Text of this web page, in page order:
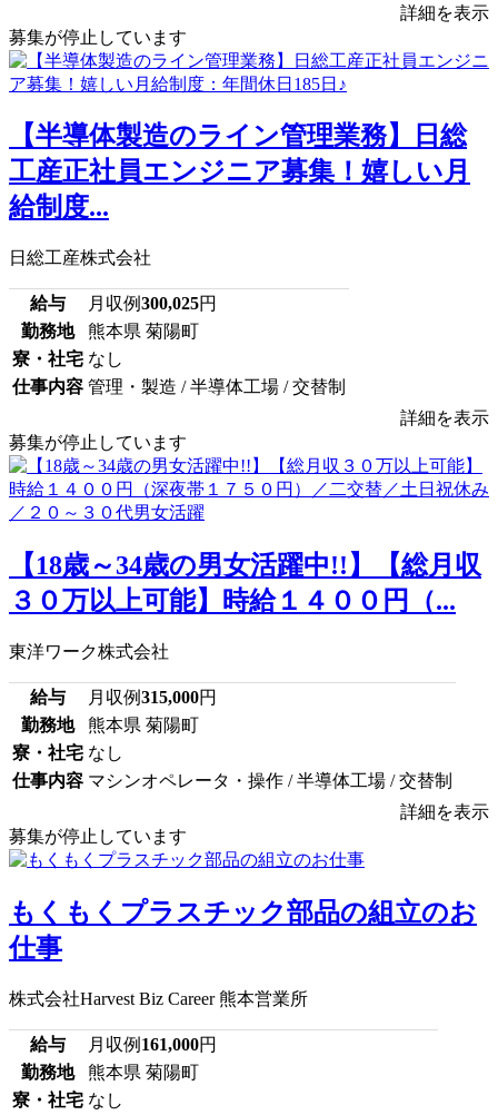
詳細を表示
募集が停止しています
【半導体製造のライン管理業務】日総
工産正社員エンジニア募集！嬉しい月
給制度...
日総工産株式会社
給与 月収例300,025円
勤務地
熊本県 菊陽町
寮・社宅 なし
仕事内容 管理・製造 / 半導体工場 / 交替制
詳細を表示
募集が停止しています
【18歳～34歳の男女活躍中!!】【総月収
３０万以上可能】時給１４００円（...
東洋ワーク株式会社
給与 月収例315,000円
勤務地
熊本県 菊陽町
寮・社宅 なし
仕事内容 マシンオペレータ・操作 / 半導体工場 / 交替制
詳細を表示
募集が停止しています
もくもくプラスチック部品の組立のお
仕事
株式会社Harvest Biz Career 熊本営業所
給与 月収例 161,000円
勤務地
熊本県 菊陽町
寮・社宅 なし